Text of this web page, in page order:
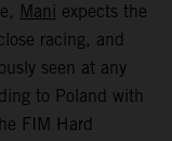
Mani expects the
racing, and
seen at any
to Poland with
FIM Hard